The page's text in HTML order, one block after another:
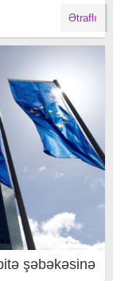
Ətraflı
şəbəkəsinə